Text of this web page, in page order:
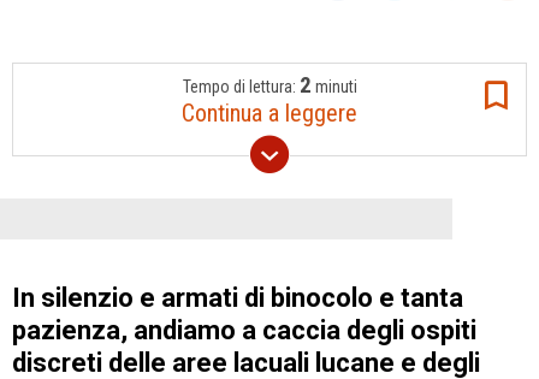
Tempo di lettura: 2 minuti
Continua a leggere
In silenzio e armati di binocolo e tanta
pazienza, andiamo a caccia degli ospiti
discreti delle aree lacuali lucane e degli